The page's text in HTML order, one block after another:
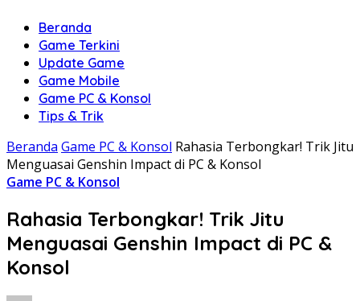
Beranda
Game Terkini
Update Game
Game Mobile
Game PC & Konsol
Tips & Trik
Beranda Game PC & Konsol Rahasia Terbongkar! Trik Jitu
Menguasai Genshin Impact di PC & Konsol
Game PC & Konsol
Rahasia Terbongkar! Trik Jitu
Menguasai Genshin Impact di PC &
Konsol